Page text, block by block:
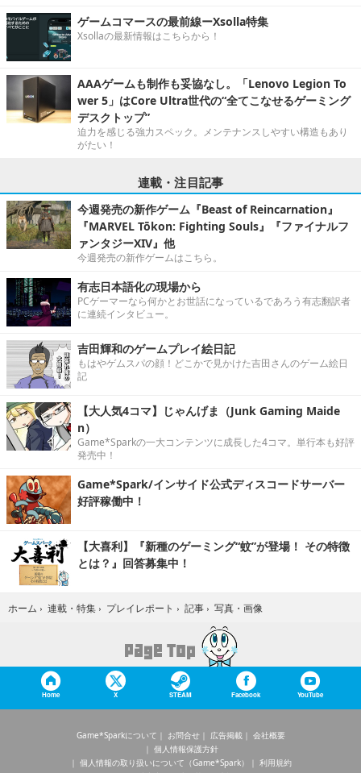
ゲームコマースの最前線ーXsolla特集
Xsollaの最新情報はこちらから！
AAAゲームも制作も妥協なし。「Lenovo Legion To
wer 5」はCore Ultra世代の“全てこなせるゲーミング
デスクトップ”
迫力を感じる強力スペック。メンテナンスしやすい構造もあり
がたい！
連載・注目記事
今週発売の新作ゲーム『Beast of Reincarnation』
『MARVEL Tōkon: Fighting Souls』『ファイナルフ
ァンタジーXIV』他
今週発売の新作ゲームはこちら。
有志日本語化の現場から
PCゲーマーなら何かとお世話になっているであろう有志翻訳者
に連続インタビュー。
吉田輝和のゲームプレイ絵日記
もはやゲムスパの顔！どこかで見かけた吉田さんのゲーム絵日
記
【大人気4コマ】じゃんげま（Junk Gaming Maide
n）
Game*Sparkの一大コンテンツに成長した4コマ。単行本も好評
発売中！
Game*Spark/インサイド公式ディスコードサーバー
好評稼働中！
【大喜利】『新種のゲーミング“蚊”が登場！ その特徴
とは？』回答募集中！
ホーム › 連載・特集 › プレイレポート › 記事 › 写真・画像
Home X STEAM Facebook YouTube
Game*Sparkについて お問合せ 広告掲載
会社概要
個人情報保護方針
個人情報の取り扱いについて（Game*Spark）
利用規約